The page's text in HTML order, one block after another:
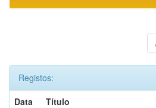
Registos:
Data
Título